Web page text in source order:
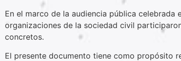
En el marco de la audiencia pública
organizaciones de la sociedad civil
concretos.
El presente documento tiene como propósito